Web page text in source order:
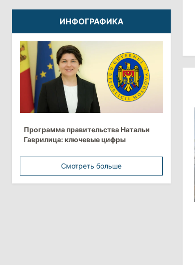
10:12/Безопасность
Молдова готовит программу по
укреплению обороны стоимостью
более 10 млрд леев на ближайшие
пять лет
4 августа 2026
15:15
Экономика
европейских стран с самой низкой
минимальной зарплатой
Политика
Анна Ревенко уходит с поста главы
ИНФОГРАФИКА
Программа правительства Натальи
Гаврилица: ключевые цифры
Смотреть больше